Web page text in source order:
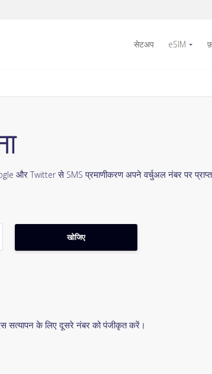
सेटअप eSIM
और Twitter से SMS प्रमाणीकरण अपने वर्चुअल नंबर पर
सत्यापन के लिए दूसरे नंबर को पंजीकृत करें।